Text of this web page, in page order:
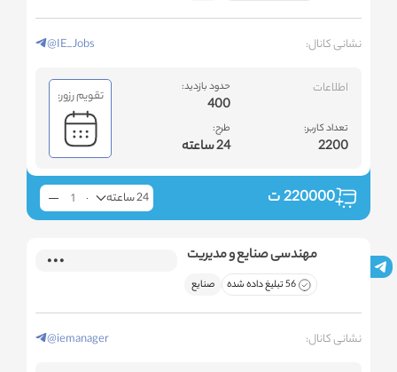
نشانی کانال: @IE_Jobs
اطلاعات
تعداد کاربر:
2200
حدود بازدید:
400
طرح:
24 ساعته
تقویم رزور:
220000ت 24 ساعته
مهندسی صنایع و مدیریت
56 تبلیغ داده شده صنایع
نشانی کانال: @iemanager